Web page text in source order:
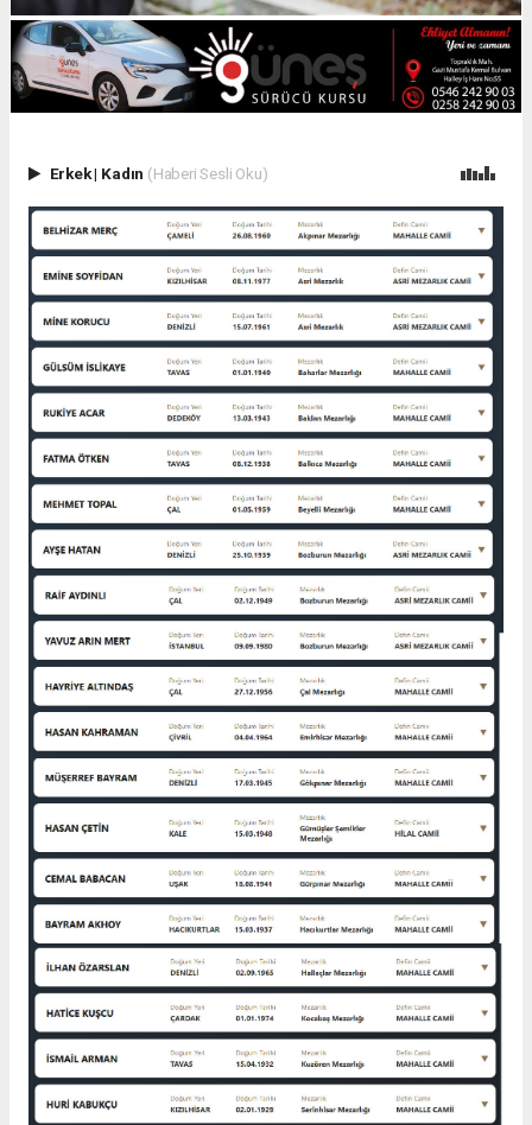
Erkek| Kadın (Haberi Sesli Oku)